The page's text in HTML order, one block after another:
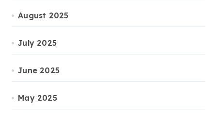
August 2025
July 2025
June 2025
May 2025